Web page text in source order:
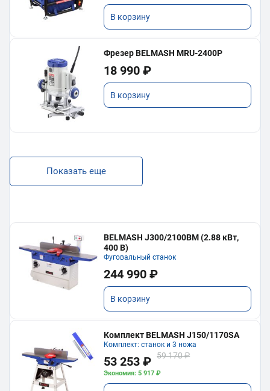
В корзину
Фрезер BELMASH MRU-2400P
18 990 ₽
В корзину
Показать еще
BELMASH J300/2100ВМ (2.88 кВт,
400 В)
Фуговальный станок
244 990 ₽
В корзину
Комплект BELMASH J150/1170SA
Комплект: станок и 3 ножа
53 253 ₽ 59 170 ₽
Экономия: 5 917 ₽